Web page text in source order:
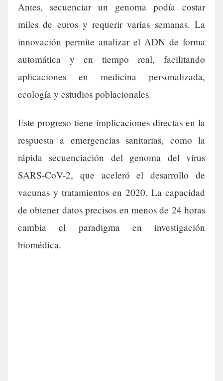
Antes, secuenciar un genoma podía costar
miles de euros y requerir varias semanas. La
innovación permite analizar el ADN de forma
automática y en tiempo real, facilitando
aplicaciones en medicina personalizada,
ecología y estudios poblacionales.
Este progreso tiene implicaciones directas en la
respuesta a emergencias sanitarias, como la
rápida secuenciación del genoma del virus
SARS-CoV-2, que aceleró el desarrollo de
vacunas y tratamientos en 2020. La capacidad
de obtener datos precisos en menos de 24 horas
cambia el paradigma en investigación
biomédica.